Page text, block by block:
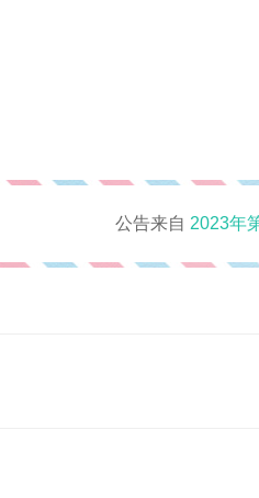
公告来自 2023年